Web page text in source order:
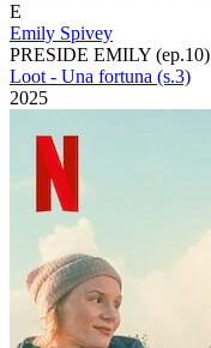
E
Emily Spivey
PRESIDE EMILY (ep.10)
Loot - Una fortuna (s.3)
2025